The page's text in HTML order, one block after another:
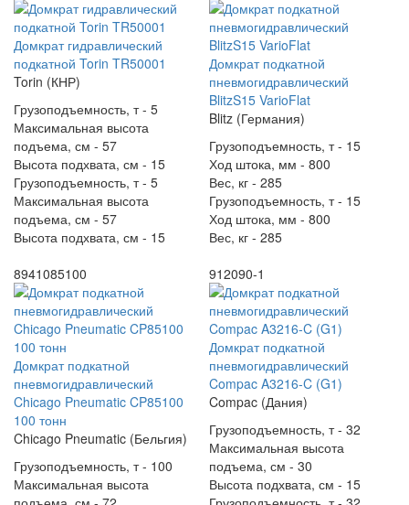
Домкрат гидравлический
подкатной Torin TR50001
Torin (КНР)
Грузоподъемность, т - 5
Максимальная высота
подъема, см - 57
Высота подхвата, см - 15
Грузоподъемность, т - 5
Максимальная высота
подъема, см - 57
Высота подхвата, см - 15
Домкрат подкатной
пневмогидравлический
BlitzS15 VarioFlat
Blitz (Германия)
Грузоподъемность, т - 15
Ход штока, мм - 800
Вес, кг - 285
Грузоподъемность, т - 15
Ход штока, мм - 800
Вес, кг - 285
8941085100
Домкрат подкатной
пневмогидравлический
Chicago Pneumatic CP85100
100 тонн
Chicago Pneumatic (Бельгия)
Грузоподъемность, т - 100
Максимальная высота
912090-1
Домкрат подкатной
пневмогидравлический
Compac A3216-C (G1)
Compac (Дания)
Грузоподъемность, т - 32
Максимальная высота
подъема, см - 30
Высота подхвата, см - 15